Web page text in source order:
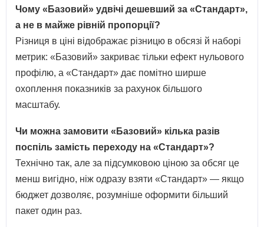
Чому «Базовий» удвічі дешевший за «Стандарт»,
а не в майже рівній пропорції?
Різниця в ціні відображає різницю в обсязі й наборі
метрик: «Базовий» закриває тільки ефект нульового
профілю, а «Стандарт» дає помітно ширше
охоплення показників за рахунок більшого
масштабу.
Чи можна замовити «Базовий» кілька разів
поспіль замість переходу на «Стандарт»?
Технічно так, але за підсумковою ціною за обсяг це
менш вигідно, ніж одразу взяти «Стандарт» — якщо
бюджет дозволяє, розумніше оформити більший
пакет один раз.